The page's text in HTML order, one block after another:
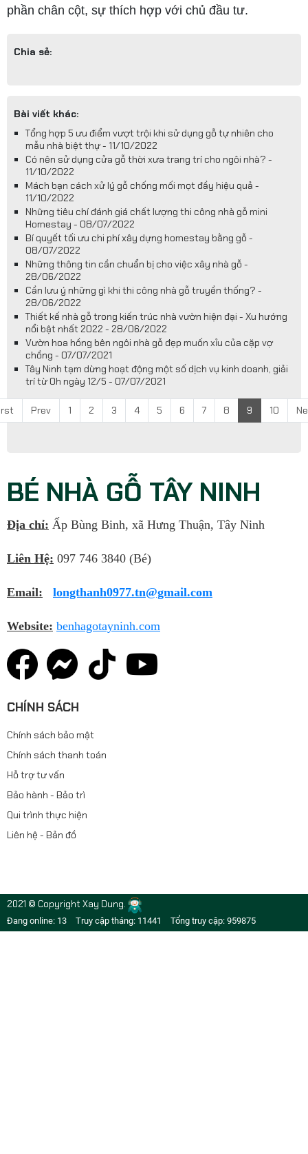
phần chân cột, sự thích hợp với chủ đầu tư.
Chia sẻ:
Bài viết khác:
Tổng hợp 5 ưu điểm vượt trội khi sử dụng gỗ tự nhiên cho
mẫu nhà biệt thự - 11/10/2022
Có nên sử dụng cửa gỗ thời xưa trang trí cho ngôi nhà? -
11/10/2022
Mách bạn cách xử lý gỗ chống mối mọt đầy hiệu quả -
11/10/2022
Những tiêu chí đánh giá chất lượng thi công nhà gỗ mini
Homestay - 08/07/2022
Bí quyết tối ưu chi phí xây dựng homestay bằng gỗ -
08/07/2022
Những thông tin cần chuẩn bị cho việc xây nhà gỗ -
28/06/2022
Cần lưu ý những gì khi thi công nhà gỗ truyền thống? -
28/06/2022
Thiết kế nhà gỗ trong kiến trúc nhà vườn hiện đại - Xu hướng
nổi bật nhất 2022 - 28/06/2022
Vườn hoa hồng bên ngôi nhà gỗ đẹp muốn xỉu của cặp vợ
chồng - 07/07/2021
Tây Ninh tạm dừng hoạt động một số dịch vụ kinh doanh, giải
trí từ 0h ngày 12/5 - 07/07/2021
Prev 1 2 3 4 5 6 7 8 9 10
BÉ NHÀ GỖ TÂY NINH
Địa chỉ: Ấp Bùng Binh, xã Hưng Thuận, Tây Ninh
Liên Hệ: 097 746 3840 (Bé)
Email: longthanh0977.tn@gmail.com
Website: benhagotayninh.com
CHÍNH SÁCH
Chính sách bảo mật
Chính sách thanh toán
Hỗ trợ tư vấn
Bảo hành - Bảo trì
Qui trình thực hiện
Liên hệ - Bản đồ
2021 © Copyright Xay Dung.
Đang online: 13 Truy cập tháng: 11441 Tổng truy cập: 959875